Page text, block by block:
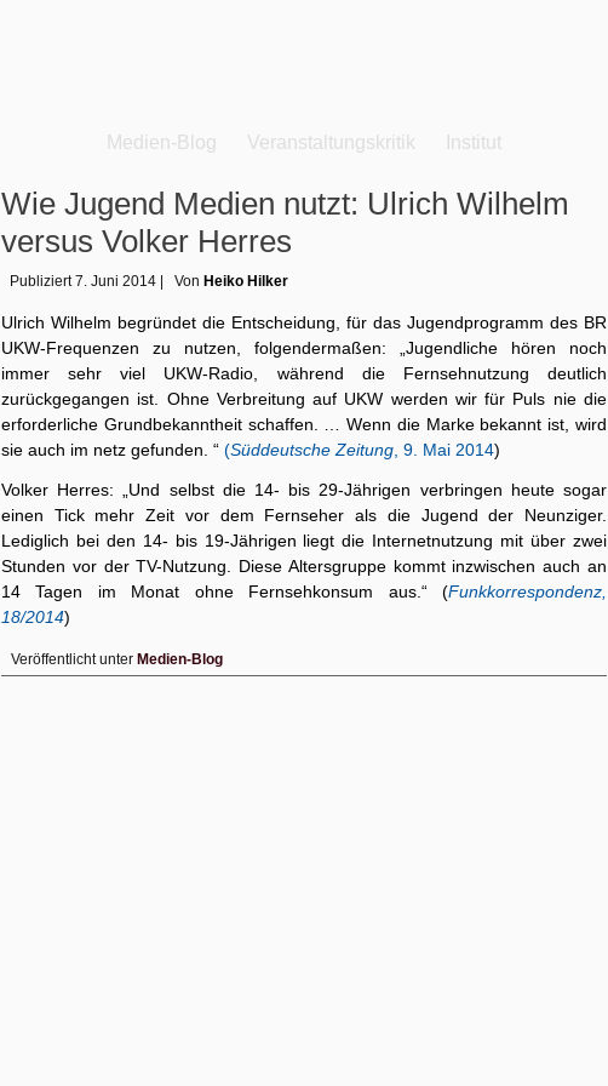
Medien-Blog Veranstaltungskritik Institut
Wie Jugend Medien nutzt: Ulrich Wilhelm
versus Volker Herres
Publiziert 7. Juni 2014 Von Heiko Hilker
Ulrich Wilhelm begründet die Entscheidung, für das Jugendprogramm des BR
UKW-Frequenzen zu nutzen, folgendermaßen: „Jugendliche hören noch
immer sehr viel UKW-Radio, während die Fernsehnutzung deutlich
zurückgegangen ist. Ohne Verbreitung auf UKW werden wir für Puls nie die
erforderliche Grundbekanntheit schaffen. … Wenn die Marke bekannt ist, wird
sie auch im netz gefunden. “ (Süddeutsche Zeitung , 9. Mai 2014)
Volker Herres: „Und selbst die 14- bis 29-Jährigen verbringen heute sogar
einen Tick mehr Zeit vor dem Fernseher als die Jugend der Neunziger.
Lediglich bei den 14- bis 19-Jährigen liegt die Internetnutzung mit über zwei
Stunden vor der TV-Nutzung. Diese Altersgruppe kommt inzwischen auch an
14 Tagen im Monat ohne Fernsehkonsum aus.“ (Funkkorrespondenz,
18/2014)
Veröffentlicht unter Medien-Blog